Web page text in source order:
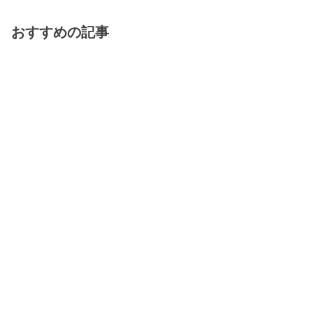
おすすめの記事